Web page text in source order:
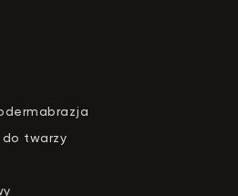
do twarzy